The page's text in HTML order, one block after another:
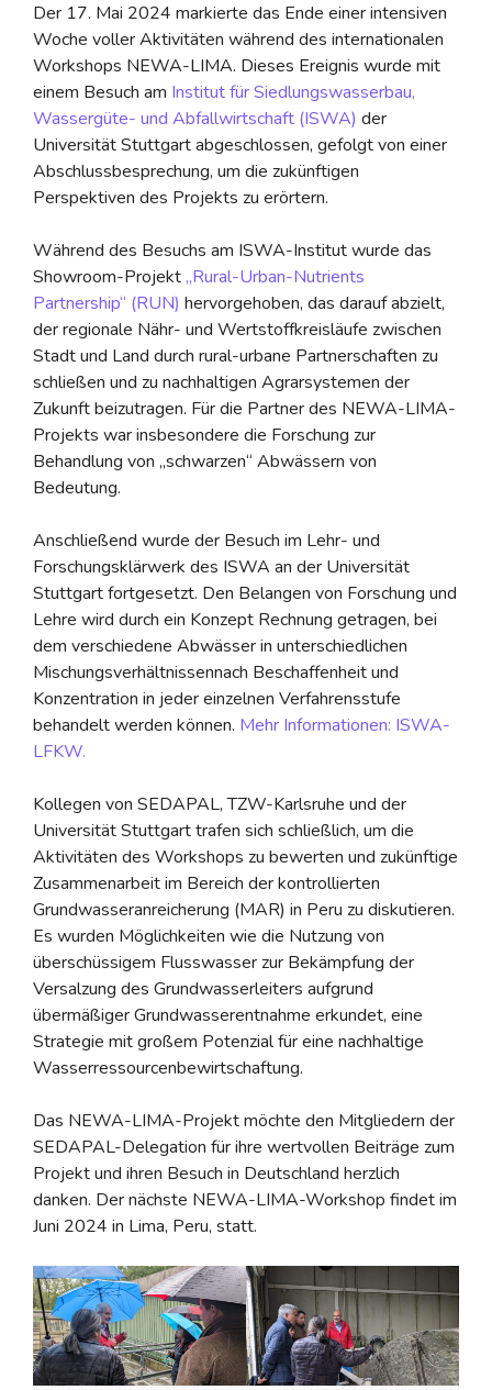
Der 17. Mai 2024 markierte das Ende einer intensiven
Woche voller Aktivitäten während des internationalen
Workshops NEWA-LIMA. Dieses Ereignis wurde mit
einem Besuch am Institut für Siedlungswasserbau,
Wassergüte- und Abfallwirtschaft (ISWA) der
Universität Stuttgart abgeschlossen, gefolgt von einer
Abschlussbesprechung, um die zukünftigen
Perspektiven des Projekts zu erörtern.
Während des Besuchs am ISWA-Institut wurde das
Showroom-Projekt „Rural-Urban-Nutrients
Partnership“ (RUN) hervorgehoben, das darauf abzielt,
der regionale Nähr- und Wertstoffkreisläufe zwischen
Stadt und Land durch rural-urbane Partnerschaften zu
schließen und zu nachhaltigen Agrarsystemen der
Zukunft beizutragen. Für die Partner des NEWA-LIMA-
Projekts war insbesondere die Forschung zur
Behandlung von „schwarzen“ Abwässern von
Bedeutung.
Anschließend wurde der Besuch im Lehr- und
Forschungsklärwerk des ISWA an der Universität
Stuttgart fortgesetzt. Den Belangen von Forschung und
Lehre wird durch ein Konzept Rechnung getragen, bei
dem verschiedene Abwässer in unterschiedlichen
Mischungsverhältnissennach Beschaffenheit und
Konzentration in jeder einzelnen Verfahrensstufe
behandelt werden können. Mehr Informationen: ISWA-
LFKW.
Kollegen von SEDAPAL, TZW-Karlsruhe und der
Universität Stuttgart trafen sich schließlich, um die
Aktivitäten des Workshops zu bewerten und zukünftige
Zusammenarbeit im Bereich der kontrollierten
Grundwasseranreicherung (MAR) in Peru zu diskutieren.
Es wurden Möglichkeiten wie die Nutzung von
überschüssigem Flusswasser zur Bekämpfung der
Versalzung des Grundwasserleiters aufgrund
übermäßiger Grundwasserentnahme erkundet, eine
Strategie mit großem Potenzial für eine nachhaltige
Wasserressourcenbewirtschaftung.
Das NEWA-LIMA-Projekt möchte den Mitgliedern der
SEDAPAL-Delegation für ihre wertvollen Beiträge zum
Projekt und ihren Besuch in Deutschland herzlich
danken. Der nächste NEWA-LIMA-Workshop findet im
Juni 2024 in Lima, Peru, statt.